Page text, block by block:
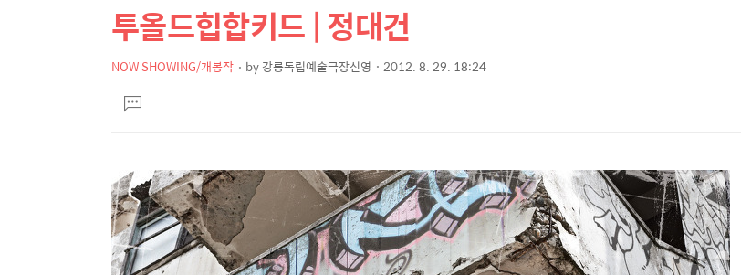
상
세
컨
텐
본
문
제
투올드힙합키드 | 정대건
NOW SHOWING/개봉작 by강릉독립예술극장신영 2012. 8. 29. 18:24
문댓
글